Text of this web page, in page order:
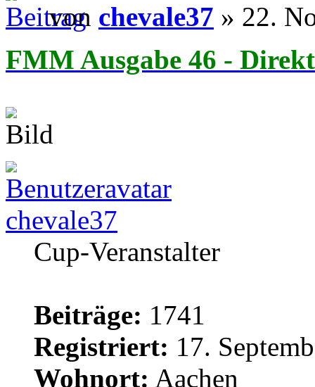
von chevale37 » 22.
FMM Ausgabe 46 -
chevale37
Cup-Veranstalter
Beiträge: 1741
Registriert: 17.
Wohnort: Aachen